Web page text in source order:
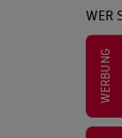
WER
WERBUNG